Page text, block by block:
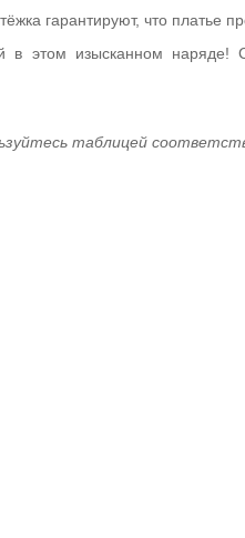
гарантируют, что платье
в этом изысканном наряде!
таблицей